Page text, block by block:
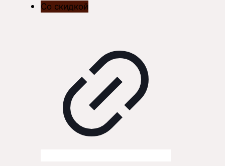
Со скидкой